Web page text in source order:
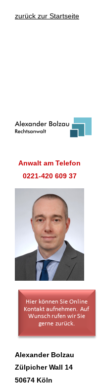
zurück zur Startseite
Anwalt am Telefon
0221-420 609 37
Alexander Bolzau
Zülpicher Wall 14
50674 Köln